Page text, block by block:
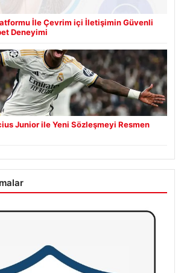
İle Çevrim içi İletişimin Güvenli
Deneyimi
Junior ile Yeni Sözleşmeyi Resmen